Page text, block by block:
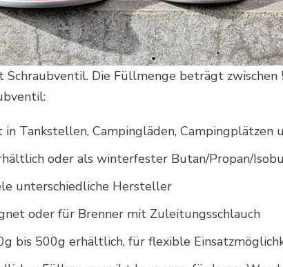
Schraubventil. Die Füllmenge beträgt
Tankstellen, Campingläden, Campingplätzen
oder als winterfester Butan/Propan/
unterschiedliche Hersteller
oder für Brenner mit Zuleitungsschlauch
bis 500g erhältlich, für flexible